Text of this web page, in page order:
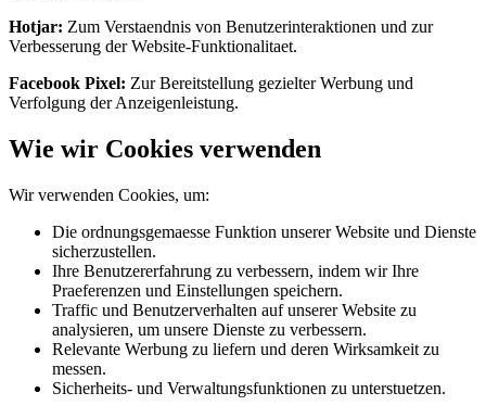
Hotjar: Zum Verstaendnis von Benutzerinteraktionen und zur
Verbesserung der Website-Funktionalitaet.
Facebook Pixel: Zur Bereitstellung gezielter Werbung und
Verfolgung der Anzeigenleistung.
Wie wir Cookies verwenden
Wir verwenden Cookies, um:
Die ordnungsgemaesse Funktion unserer Website und Dienste
sicherzustellen.
Ihre Benutzererfahrung zu verbessern, indem wir Ihre
Praeferenzen und Einstellungen speichern.
Traffic und Benutzerverhalten auf unserer Website zu
analysieren, um unsere Dienste zu verbessern.
Relevante Werbung zu liefern und deren Wirksamkeit zu
messen.
Sicherheits- und Verwaltungsfunktionen zu unterstuetzen.